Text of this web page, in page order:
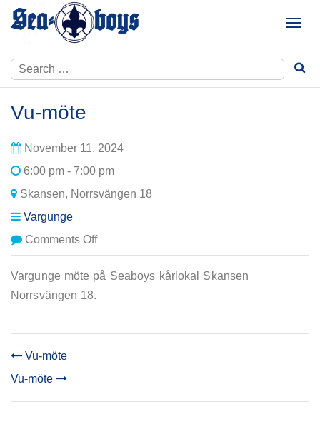
Skip
T
g
l
Search
for:
Vu-möte
November 11, 2024
6:00 pm - 7:00 pm
Skansen, Norrsvängen 18
Vargunge
Comments Offon
Vu-
möte
Vargunge möte på Seaboys kårlokal Skansen
Norrsvängen 18.
POST
NAVIGATION
Vu-möte
Vu-möte